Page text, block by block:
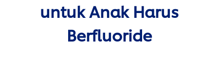
untuk Anak Harus
Berfluoride